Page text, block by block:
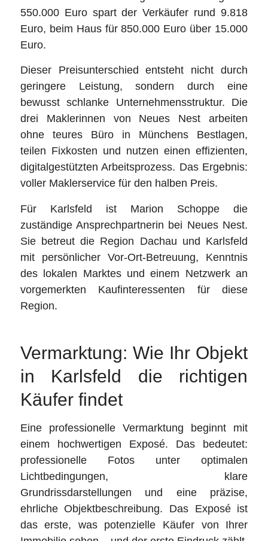
550.000 Euro spart der Verkäufer rund 9.818
Euro, beim Haus für 850.000 Euro über 15.000
Euro.
Dieser Preisunterschied entsteht nicht durch
geringere Leistung, sondern durch eine
bewusst schlanke Unternehmensstruktur. Die
drei Maklerinnen von Neues Nest arbeiten
ohne teures Büro in Münchens Bestlagen,
teilen Fixkosten und nutzen einen effizienten,
digitalgestützten Arbeitsprozess. Das Ergebnis:
voller Maklerservice für den halben Preis.
Für Karlsfeld ist Marion Schoppe die
zuständige Ansprechpartnerin bei Neues Nest.
Sie betreut die Region Dachau und Karlsfeld
mit persönlicher Vor-Ort-Betreuung, Kenntnis
des lokalen Marktes und einem Netzwerk an
vorgemerkten Kaufinteressenten für diese
Region.
Vermarktung: Wie Ihr Objekt
in Karlsfeld die richtigen
Käufer findet
Eine professionelle Vermarktung beginnt mit
einem hochwertigen Exposé. Das bedeutet:
professionelle Fotos unter optimalen
Lichtbedingungen, klare
Grundrissdarstellungen und eine präzise,
ehrliche Objektbeschreibung. Das Exposé ist
das erste, was potenzielle Käufer von Ihrer